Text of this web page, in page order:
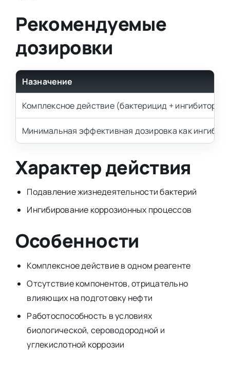
Рекомендуемые
дозировки
Назначение
Комплексное действие (бактерицид + ингибитор
Минимальная эффективная дозировка как
Характер действия
Подавление жизнедеятельности бактерий
Ингибирование коррозионных процессов
Особенности
Комплексное действие в одном реагенте
Отсутствие компонентов, отрицательно
влияющих на подготовку нефти
Работоспособность в условиях
биологической, сероводородной и
углекислотной коррозии